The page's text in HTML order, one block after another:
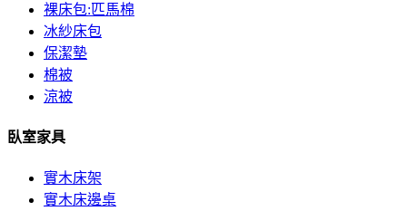
裸床包:匹馬棉
冰紗床包
保潔墊
棉被
涼被
臥室家具
實木床架
實木床邊桌